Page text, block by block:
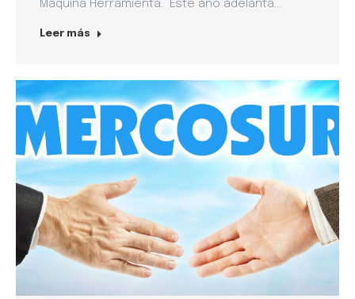
Máquina Herramienta. Este año adelanta…
Leer más